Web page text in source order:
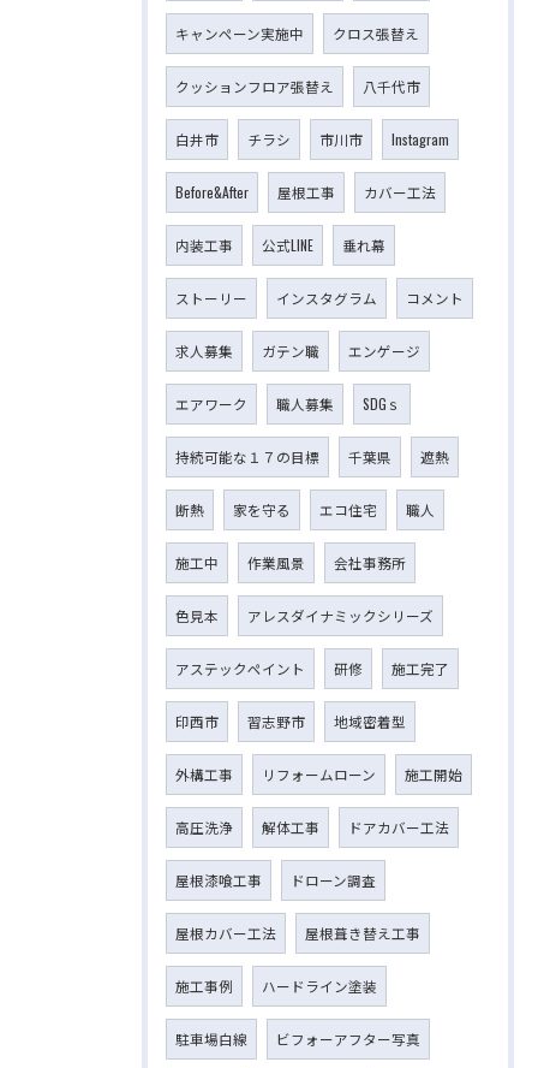
キャンペーン実施中 クロス張替え
クッションフロア張替え 八千代市
白井市 チラシ 市川市 Instagram
Before&After 屋根工事 カバー工法
内装工事 公式LINE 垂れ幕
ストーリー インスタグラム コメント
求人募集 ガテン職 エンゲージ
エアワーク 職人募集 SDGｓ
持続可能な１７の目標 千葉県 遮熱
断熱 家を守る エコ住宅 職人
施工中 作業風景 会社事務所
色見本 アレスダイナミックシリーズ
アステックペイント 研修 施工完了
印西市 習志野市 地域密着型
外構工事 リフォームローン 施工開始
高圧洗浄 解体工事 ドアカバー工法
屋根漆喰工事 ドローン調査
屋根カバー工法 屋根葺き替え工事
施工事例 ハードライン塗装
駐車場白線 ビフォーアフター写真